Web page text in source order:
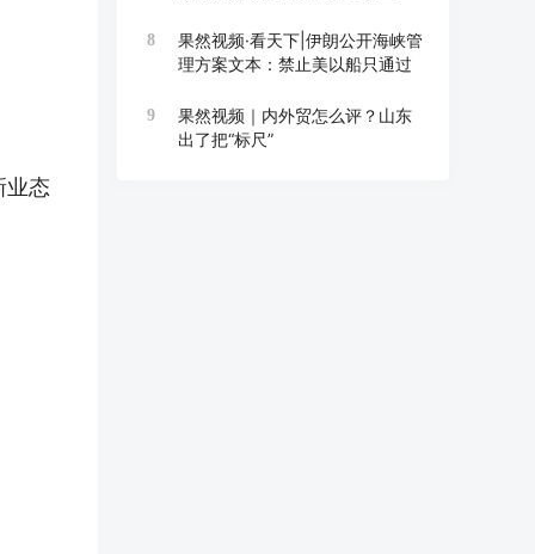
业态
8
果然视频·看天下|伊朗公开海峡管
理方案文本：禁止美以船只通过
9
果然视频｜内外贸怎么评？山东
出了把“标尺”